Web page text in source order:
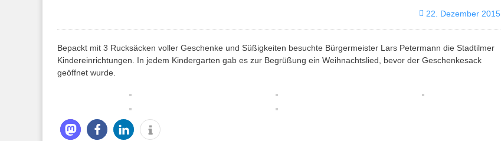
22. Dezember 2015
Bepackt mit 3 Rucksäcken voller Geschenke und Süßigkeiten besuchte Bürgermeister Lars Petermann die Stadtilmer
Kindereinrichtungen. In jedem Kindergarten gab es zur Begrüßung ein Weihnachtslied, bevor der Geschenkesack
geöffnet wurde.